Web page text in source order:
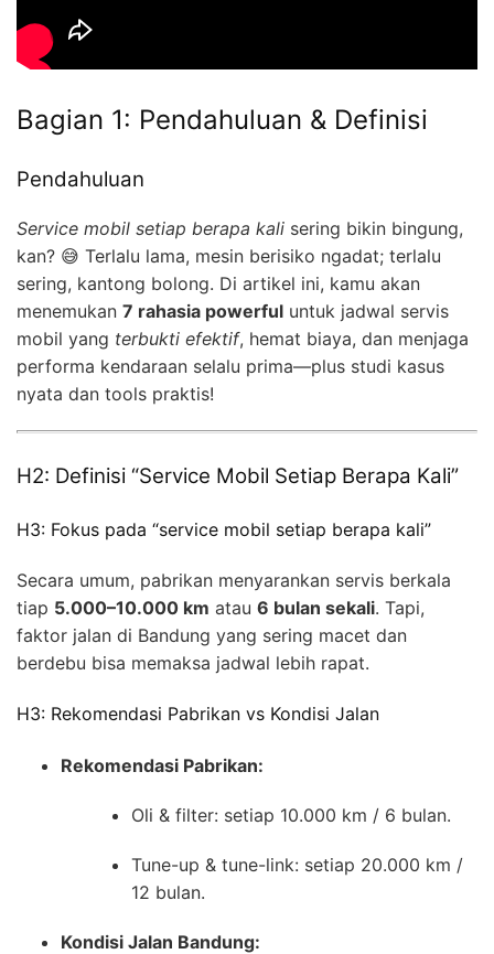
Bagian 1: Pendahuluan & Definisi
Pendahuluan
Service mobil setiap berapa kali sering bikin bingung,
kan? 😅 Terlalu lama, mesin berisiko ngadat; terlalu
sering, kantong bolong. Di artikel ini, kamu akan
menemukan 7 rahasia powerful untuk jadwal servis
mobil yang terbukti efektif, hemat biaya, dan menjaga
performa kendaraan selalu prima—plus studi kasus
nyata dan tools praktis!
H2: Definisi “Service Mobil Setiap Berapa Kali”
H3: Fokus pada “service mobil setiap berapa kali”
Secara umum, pabrikan menyarankan servis berkala
tiap 5.000–10.000 km atau 6 bulan sekali. Tapi,
faktor jalan di Bandung yang sering macet dan
berdebu bisa memaksa jadwal lebih rapat.
H3: Rekomendasi Pabrikan vs Kondisi Jalan
Rekomendasi Pabrikan:
Oli & filter: setiap 10.000 km / 6 bulan.
Tune-up & tune-link: setiap 20.000 km /
12 bulan.
Kondisi Jalan Bandung: